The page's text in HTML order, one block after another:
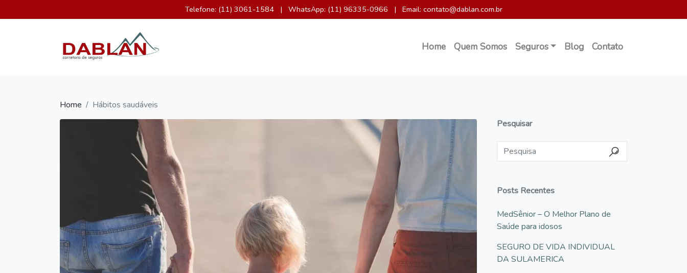
× Telefone: (11) 3061-1584 | WhatsApp: (11) 96335-0966 | Email: contato@dablan.com.br
Home Quem Somos Seguros Blog Contato
Home Hábitos saudáveis
Pesquisar
Posts Recentes
MedSênior – O Melhor Plano de
Saúde para idosos
SEGURO DE VIDA INDIVIDUAL
DA SULAMERICA